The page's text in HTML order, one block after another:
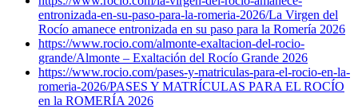
entronizada-en-su-paso-para-la-romeria-2026/La Virgen del
Rocío amanece entronizada en su paso para la Romería 2026
https://www.rocio.com/almonte-exaltacion-del-rocio-
grande/Almonte – Exaltación del Rocío Grande 2026
https://www.rocio.com/pases-y-matriculas-para-el-rocio-en-la-
romeria-2026/PASES Y MATRÍCULAS PARA EL ROCÍO
en la ROMERÍA 2026